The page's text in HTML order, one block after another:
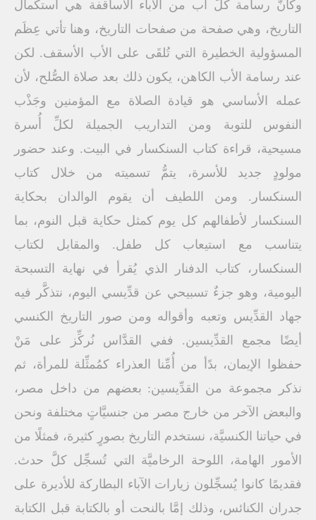
وكأنَّ رسامة كلِّ أب من الآباء الأساقفة هي استكمال
التاريخ، وهي صفحة من صفحات التاريخ، وهنا تأتي عِظَم
المسؤولية الخطيرة التي تُلقَى على الأب الأسقف. لكن
عند رسامة الأب الكاهن، يكون ذلك بعد صلاة الصُّلح، لأن
عمله الأساسي هو قيادة الصلاة مع المؤمنين وجَذْب
النفوس للتوبة ومن التداريب الجميلة لكلِّ أُسرة
مسيحية، قراءة كتاب السنكسار في البيت. وعند حضور
مولودٍ جديد للأسرة، يتمُّ تسميته من خلال كتاب
السنكسار. ومن اللطيف أن يقوم الوالدان بحكاية
السنكسار لأطفالهم كل يوم كمثل حكاية قبل النوم، بما
يتناسب مع استيعاب كل طفل. والمقابل لكتاب
السنكسار، كتاب الدفنار الذي يُقرأ في نهاية التسبحة
اليومية، وهو جزءٌ تسبيحي عن قدِّيسي اليوم، نتذكَّر فيه
جهاد القدِّيس وتعبه وأقواله ومن صور التاريخ الكنسي
أيضًا مجمع القدِّيسين. ففي القدَّاس نُركِّز على مَنْ
حفظوا الإيمان، بدًأ من أُمِّنا العذراء كمُمثِّلة للمرأة، ثم
نذكر مجموعة من القدِّيسين: بعضهم من داخل مصر،
والبعض الآخر من خارج مصر من جنسيَّاتٍ مختلفة ونحن
في حياتنا الكنسيَّة، نستخدم التاريخ بصورٍ كثيرة، فمثلًا من
الأمور الهامة، اللوحة الرخاميَّة التي تُسجِّل كلَّ حدث.
فقديمًا كانوا يُسجِّلون زيارات الآباء البطاركة للأديرة على
جدران الكنائس، وذلك إمَّا بالنحت أو بالكتابة قبل الكتابة